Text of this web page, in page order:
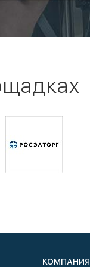
КОМПАНИЯ